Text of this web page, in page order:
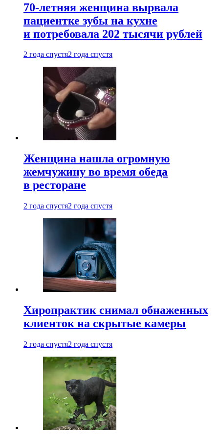
70-летняя женщина вырвала
пациентке зубы на кухне
и потребовала 202 тысячи рублей
2 года спустя2 года спустя
Женщина нашла огромную
жемчужину во время обеда
в ресторане
2 года спустя2 года спустя
Хиропрактик снимал обнаженных
клиенток на скрытые камеры
2 года спустя2 года спустя